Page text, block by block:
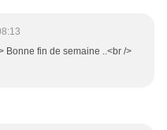
Bonne fin de semaine ..<br />